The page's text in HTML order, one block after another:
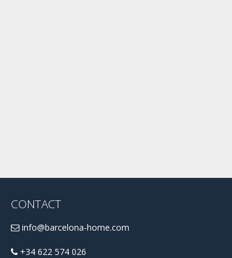
CONTACT
info@barcelona-home.com
+34 622 574 026